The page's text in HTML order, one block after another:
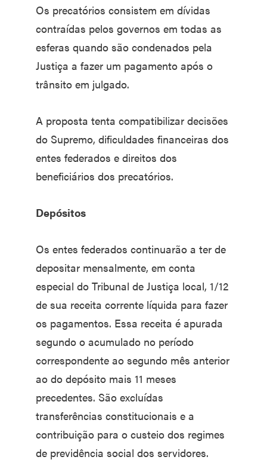
Os precatórios consistem em dívidas
contraídas pelos governos em todas as
esferas quando são condenados pela
Justiça a fazer um pagamento após o
trânsito em julgado.
A proposta tenta compatibilizar decisões
do Supremo, dificuldades financeiras dos
entes federados e direitos dos
beneficiários dos precatórios.
Depósitos
Os entes federados continuarão a ter de
depositar mensalmente, em conta
especial do Tribunal de Justiça local, 1/12
de sua receita corrente líquida para fazer
os pagamentos. Essa receita é apurada
segundo o acumulado no período
correspondente ao segundo mês anterior
ao do depósito mais 11 meses
precedentes. São excluídas
transferências constitucionais e a
contribuição para o custeio dos regimes
de previdência social dos servidores.